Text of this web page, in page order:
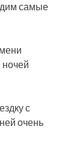
самые
ночей
с
очень